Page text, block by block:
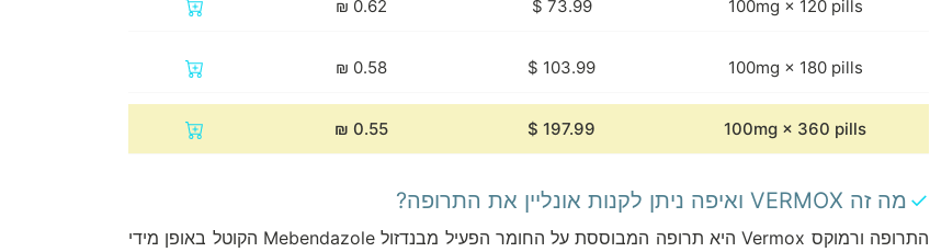
100mg × 120 pills
‏73.99 ‏$
0.62
₪
100mg × 180 pills
0.58
₪
100mg × 360 pills
0.55
₪
מה זה VERMOX ואיפה ניתן לקנות אונליין את התרופה?
התרופה ורמוקס Vermox היא תרופה המבוססת על החומר הפעיל מבנדזול Mebendazole הקוטל באופן מידי